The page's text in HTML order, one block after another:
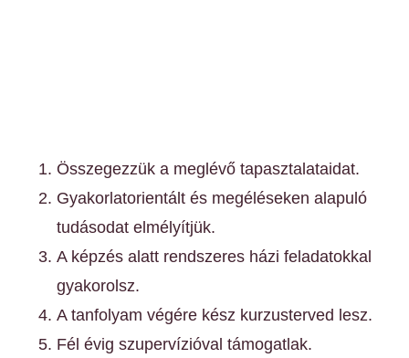
Összegezzük a meglévő tapasztalataidat.
Gyakorlatorientált és megéléseken alapuló
tudásodat elmélyítjük.
A képzés alatt rendszeres házi feladatokkal
gyakorolsz.
A tanfolyam végére kész kurzusterved lesz.
Fél évig szupervízióval támogatlak.